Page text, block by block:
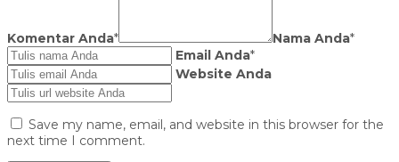
Komentar Anda* Nama Anda*
Email Anda*
Website Anda
Save my name, email, and website in this browser for the
next time I comment.